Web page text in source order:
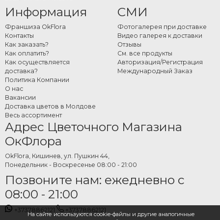
На сайте используются cookie-файлы и другие аналогичные
Как заказать продукты из
лаванды онлайн
На сайте OkFlora представлена полная коллекция продуктов из лаванды
для прямого заказа. Выберите продукт или нужное сочетание, укажите
адрес и дату доставки, при желании добавьте сообщение — OkFlora
позаботится об остальном. Природа в чистом виде, доставленная вовремя.
Информация
Франшиза OkFlora
Контакты
Как заказать?
Как оплатить?
Как осуществляется
доставка?
Политика Компании
О нас
Вакансии
Доставка цветов в Молдове
Весь ассортимент
СМИ
Фотогалерея при доставке
Видео галерея к доставки
Отзывы
См. все продукты
Авторизация/Регистрация
Международный Заказ
Адрес Цветочного Магазина
ОкФлора
OkFlora, Кишинев, ул. Пушкин 44,
Понедельник - Воскресенье 08:00 - 21:00
Позвоните нам: ежедневно с
08:00 - 21:00
+37378862121 +37378862121